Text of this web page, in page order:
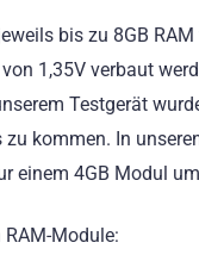
bis zu 8GB
1,35V verbaut
Testgerät
kommen. In
einem 4GB Modul
Module: